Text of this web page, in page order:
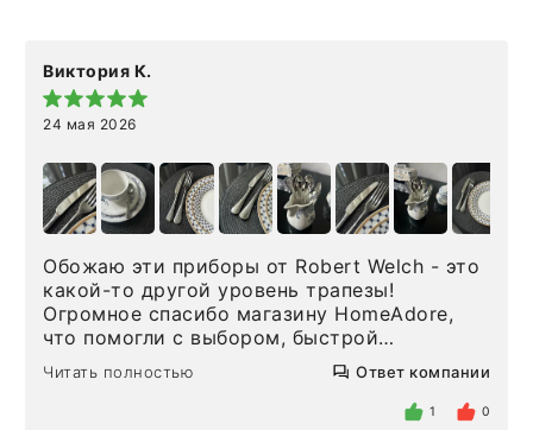
Виктория К.
24 мая 2026
Обожаю эти приборы от Robert Welch - это
какой-то другой уровень трапезы!
Огромное спасибо магазину HomeAdore,
что помогли с выбором, быстрой
доставкой и высоким сервисом. Один раз
была здесь лично, забирала чайные ложки,
внутри очень много антикварной посуды,
Читать полностью Ответ компании
1 0